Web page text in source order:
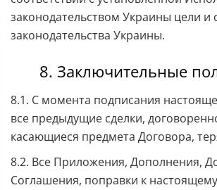
законодательством Украины цели и
законодательства Украины.
8. Заключительные
8.1. С момента подписания
все предыдущие сделки,
касающиеся предмета Договора,
8.2. Все Приложения, Дополнения,
Соглашения, поправки к